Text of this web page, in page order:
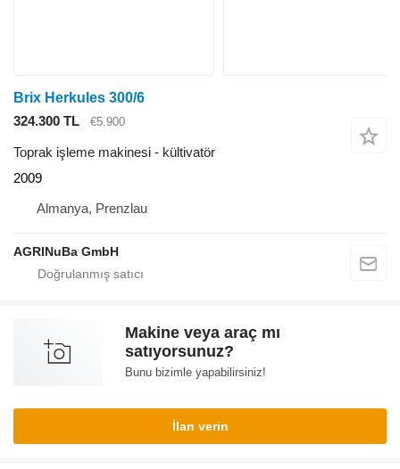
Brix Herkules 300/6
324.300 TL
€5.900
Toprak işleme makinesi - kültivatör
2009
Almanya, Prenzlau
AGRINuBa GmbH
Makine veya araç mı
satıyorsunuz?
Bunu bizimle yapabilirsiniz!
İlan verin